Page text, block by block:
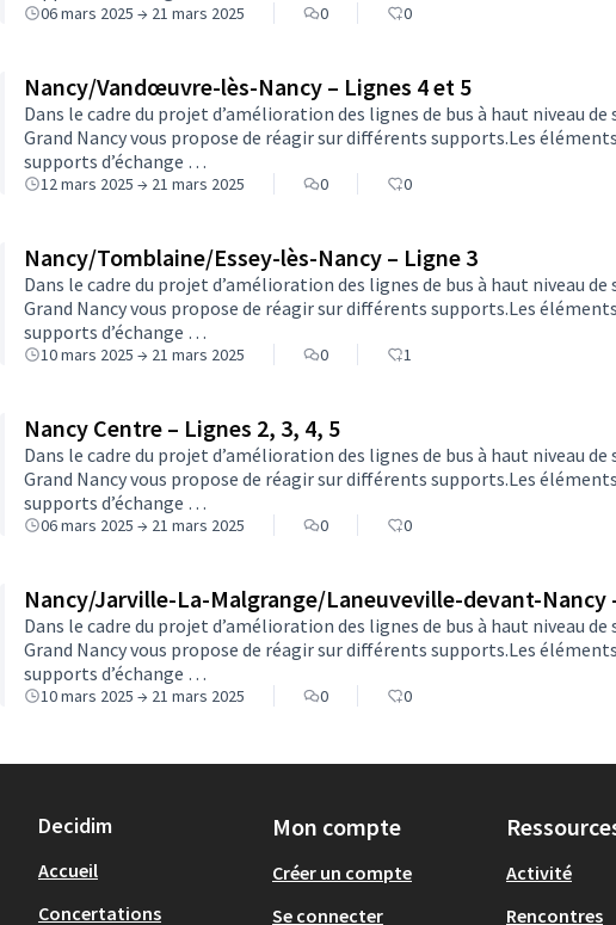
06 mars 2025 → 21 mars 2025 0 0
Nancy/Vandœuvre-lès-Nancy – Lignes 4 et 5
Dans le cadre du projet d’amélioration des lignes de bus à haut niveau
Grand Nancy vous propose de réagir sur différents supports.Les
supports d’échange …
12 mars 2025 → 21 mars 2025 0 0
Nancy/Tomblaine/Essey-lès-Nancy – Ligne 3
Dans le cadre du projet d’amélioration des lignes de bus à haut niveau
Grand Nancy vous propose de réagir sur différents supports.Les
supports d’échange …
10 mars 2025 → 21 mars 2025 0 1
Nancy Centre – Lignes 2, 3, 4, 5
Dans le cadre du projet d’amélioration des lignes de bus à haut niveau
Grand Nancy vous propose de réagir sur différents supports.Les
supports d’échange …
06 mars 2025 → 21 mars 2025 0 0
Nancy/Jarville-La-Malgrange/Laneuveville-devant-Nancy
Dans le cadre du projet d’amélioration des lignes de bus à haut niveau
Grand Nancy vous propose de réagir sur différents supports.Les
supports d’échange …
10 mars 2025 → 21 mars 2025 0 0
Decidim
Accueil
Concertations
Mon compte
Créer un compte
Se connecter
Activité
Rencontres